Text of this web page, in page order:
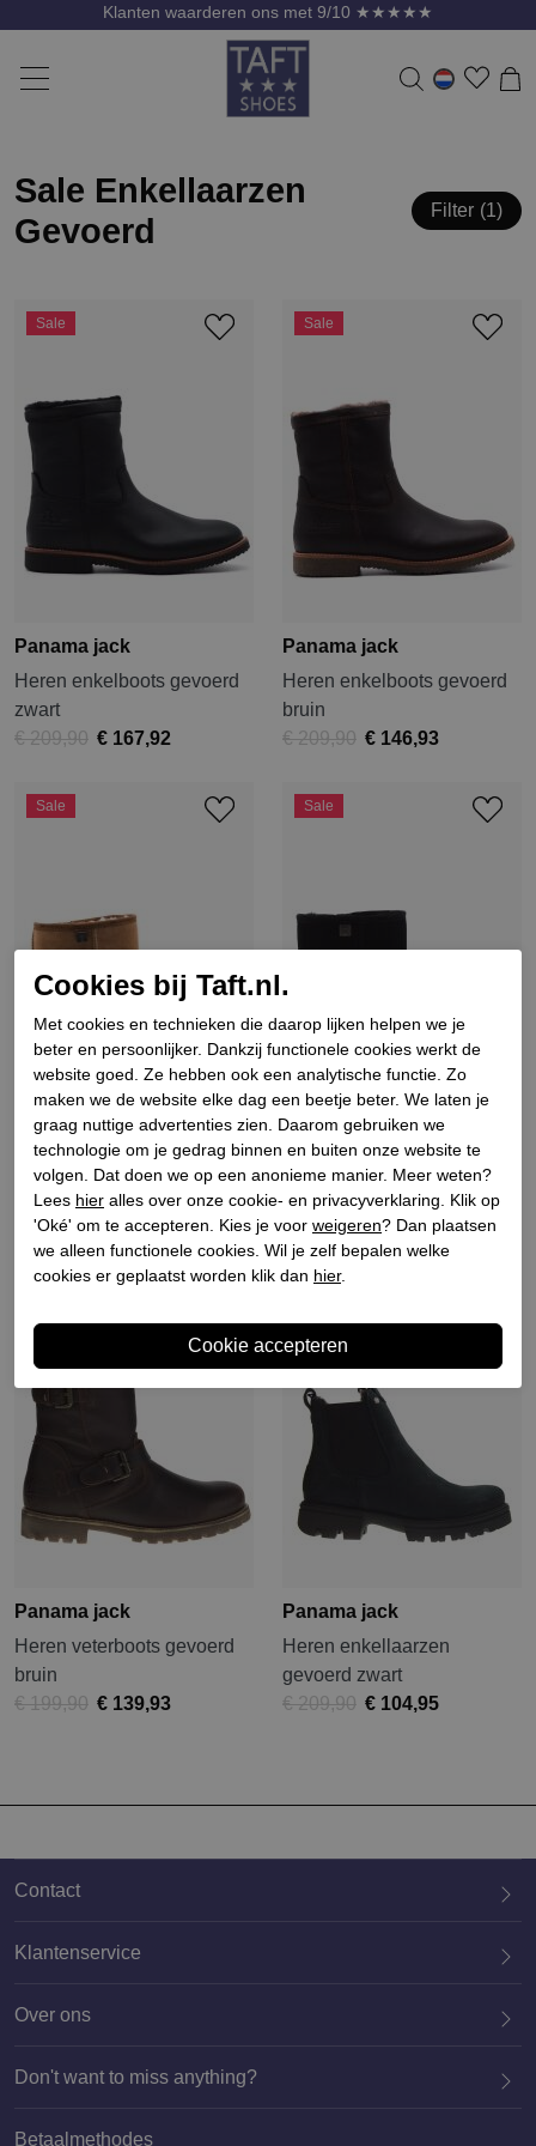
Klanten waarderen ons met 9/10 ★★★★★
Sale Enkellaarzen
Gevoerd
Filter 1
Sale
Panama jack
Heren enkelboots gevoerd
zwart
€ 209,90 € 167,92
Sale
Panama jack
Heren enkelboots gevoerd
bruin
€ 209,90 € 146,93
Sale
Emu
Heren enkelboots gevoerd
chestnu
€ 179,90 € 125,93
Sale
Emu
€ 179,90 € 125,93
Panama jack
Heren veterboots gevoerd
bruin
€ 199,90 € 139,93
Sale
Panama jack
Heren enkellaarzen
gevoerd zwart
€ 209,90 € 104,95
Contact
020 659 3444
Klantenservice
Over ons
Don't want to miss anything?
Betaalmethodes
Cookies bij Taft.nl.
Met cookies en technieken die daarop lijken helpen we je
beter en persoonlijker. Dankzij functionele cookies werkt de
website goed. Ze hebben ook een analytische functie. Zo
maken we de website elke dag een beetje beter. We laten je
graag nuttige advertenties zien. Daarom gebruiken we
technologie om je gedrag binnen en buiten onze website te
volgen. Dat doen we op een anonieme manier. Meer weten?
Lees hier alles over onze cookie- en privacyverklaring. Klik op
'Oké' om te accepteren. Kies je voor weigeren? Dan plaatsen
we alleen functionele cookies. Wil je zelf bepalen welke
cookies er geplaatst worden klik dan hier.